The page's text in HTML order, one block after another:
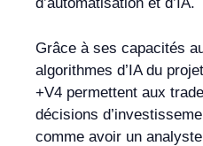
Grâce à ses capacités
algorithmes d’IA du
+V4 permettent aux
décisions
comme avoir un